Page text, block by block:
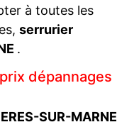
à toutes les
serrurier
.
dépannages
SUR-MARNE